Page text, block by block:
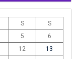
S
S
5
6
12
13